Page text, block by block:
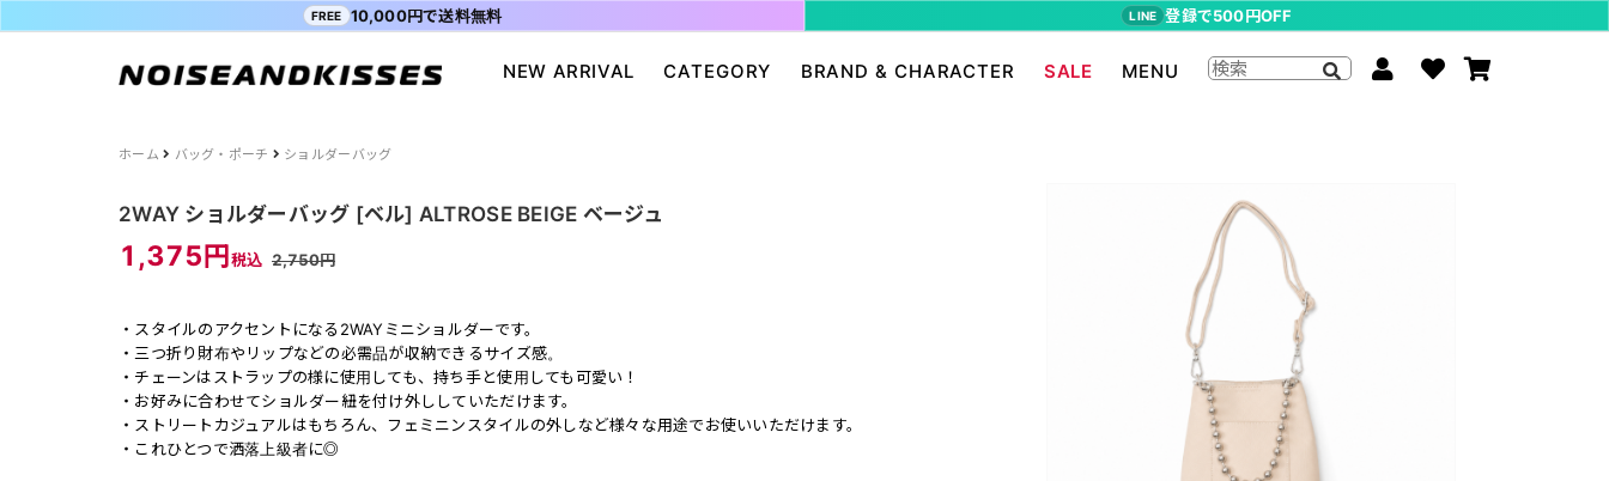
NEW ARRIVAL CATEGORY
ALL ITEM
SALE
BRAND & CHARACTER
ACDC RAG
POWER TO THE PEOPLE
FILA
ODD SOX
MYUUA
まちかど画廊
らんま1/2
ムーミン
P-CHAN
キャスパー
アーティストグッズ
SALE MENU
ショッピングガイド
会員登録
FREE 10,000円で送料無料 LINE 登録で500円OFF
ホーム バッグ・ポーチ ショルダーバッグ
2WAY ショルダーバッグ [ベル] ALTROSE BEIGE ベージュ
1,375円税込 2,750円
・スタイルのアクセントになる2WAYミニショルダーです。
・三つ折り財布やリップなどの必需品が収納できるサイズ感。
・チェーンはストラップの様に使用しても、持ち手と使用しても可愛い！
・お好みに合わせてショルダー紐を付け外ししていただけます。
・ストリートカジュアルはもちろん、フェミニンスタイルの外しなど様々な用途でお使いいただけます。
・これひとつで洒落上級者に◎